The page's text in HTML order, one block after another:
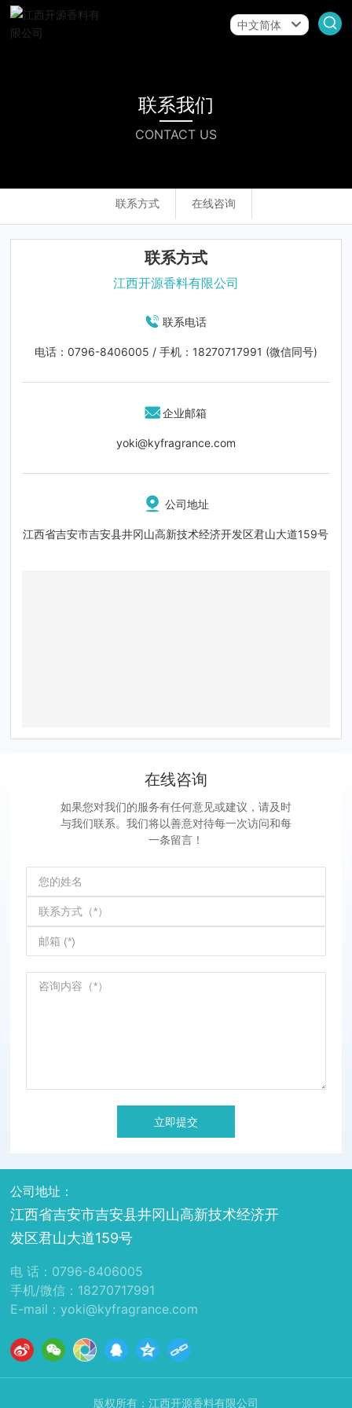
中文简体
联系我们
CONTACT US
联系方式 在线咨询
联系方式
江西开源香料有限公司
联系电话
电话： 0796-8406005 / 手机： 18270717991 (微信同号)
企业邮箱
yoki@kyfragrance.com
公司地址
江西省吉安市吉安县井冈山高新技术经济开发区君山大道159号
在线咨询
如果您对我们的服务有任何意见或建议，请及时
与我们联系。我们将以善意对待每一次访问和每
一条留言！
立即提交
公司地址：
江西省吉安市吉安县井冈山高新技术经济开
发区君山大道159号
电 话： 0796-8406005
手机/微信： 18270717991
E-mail：yoki@kyfragrance.com
版权所有：江西开源香料有限公司